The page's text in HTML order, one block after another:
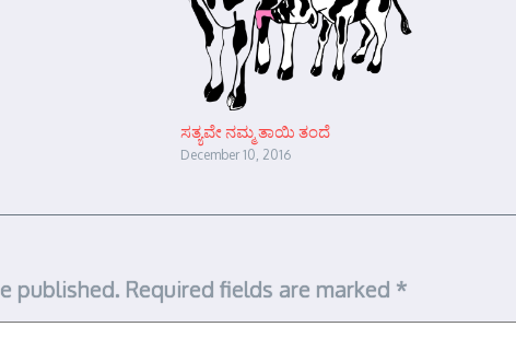
ಸತ್ಯವೇ ನಮ್ಮ ತಾಯಿ ತಂದೆ
December 10, 2016
published. Required fields are marked *